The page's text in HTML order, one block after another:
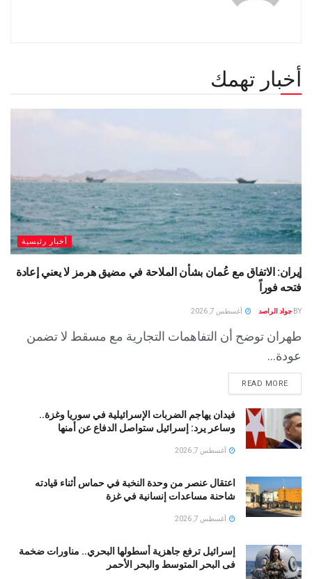
أخبار تهمك
أخبار رئيسية
إيران: الاتفاق مع عُمان بشأن الملاحة في مضيق هرمز لا يعني إعادة
فتحه فوراً
BY جواد الراصد أغسطس 7, 2026
طهران توضح أن التفاهمات التجارية مع مسقط لا تضمن
عودة...
READ MORE
فيدان يهاجم الضربات الإسرائيلية في سوريا وغزة..
وساعر يرد: إسرائيل ستواصل الدفاع عن أمنها
أغسطس 7, 2026
اعتقال عنصر من وحدة النخبة في حماس أثناء قيادته
شاحنة مساعدات إنسانية في غزة
أغسطس 7, 2026
إسرائيل ترفع جاهزية أسطولها البحري.. مناورات ضخمة
فى البحر المتوسط والبحر الأحمر